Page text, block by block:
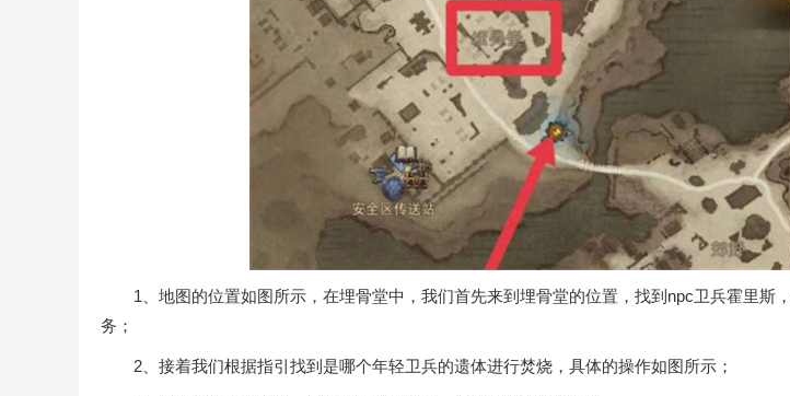
1、地图的位置如图所示，在埋骨堂中，我们首先来到埋骨堂的位置，找到npc卫兵霍里斯
务；
2、接着我们根据指引找到是哪个年轻卫兵的遗体进行焚烧，具体的操作如图所示；